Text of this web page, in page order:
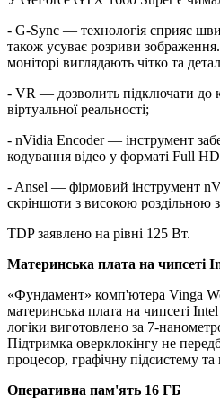
- G-Sync — технологія сприяє
також усуває розриви
моніторі виглядають чітко та
- VR — дозволить підключати до
віртуальної реальності;
- nVidia Encoder — інструмент
кодування відео у форматі Full
- Ansel — фірмовий інструмент
скріншоти з високою роздільною
TDP заявлено на рівні 125 Вт.
Материнська плата на чипсеті
«Фундамент» комп'ютера Vinga
материнська плата на чипсеті
логіки виготовлено за 7-
Підтримка оверклокінгу не
процесор, графічну підсистему
Оперативна пам'ять 16 ГБ